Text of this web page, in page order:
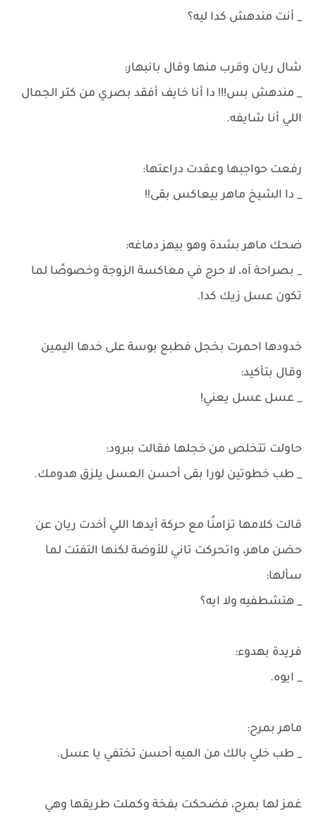
_ أنت مندهش كدا ليه؟
شال ريان وقرب منها وقال بانبهار:
_ مندهش بس!!! دا أنا خايف أفقد بصري من كتر الجمال
اللي أنا شايفه.
رفعت حواجبها وعقدت دراعتها:
_ دا الشيخ ماهر بيعاكس بقى!!
ضحك ماهر بشدة وهو بيهز دماغه:
_ بصراحة آه، لا حرج في معاكسة الزوجة وخصوصًا لما
تكون عسل زيك كدا.
خدودها احمرت بخجل فطبع بوسة على خدها اليمين
وقال بتأكيد:
_ عسل عسل يعني!
حاولت تتخلص من خجلها فقالت ببرود:
_ طب خطوتين لورا بقى أحسن العسل يلزق هدومك.
قالت كلامها تزامنًا مع حركة أيدها اللي أخدت ريان عن
حضن ماهر، واتحركت تاني للأوضة لكنها التفتت لما
سألها:
_ هتشطفيه ولا ايه؟
فريدة بهدوء:
_ ايوه.
ماهر بمرح:
_ طب خلي بالك من الميه أحسن تختفي يا عسل.
غمز لها بمرح، فضحكت بفخة وكملت طريقها وهي